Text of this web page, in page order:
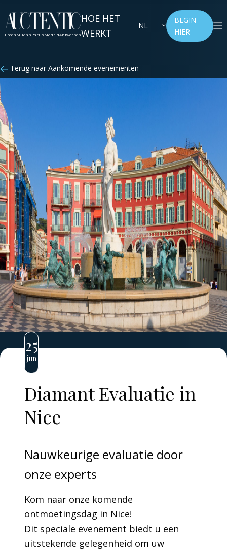
BredaMilaanParijsMadridAntwerpen
HOE HET
WERKT
NL
BEGIN
HIER
Terug naar Aankomende evenementen
25
jun
Diamant Evaluatie in
Nice
Nauwkeurige evaluatie door
onze experts
Kom naar onze komende
ontmoetingsdag in Nice!
Dit speciale evenement biedt u een
uitstekende gelegenheid om uw